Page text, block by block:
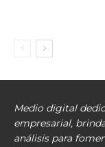
Medio digital
empresarial,
análisis para